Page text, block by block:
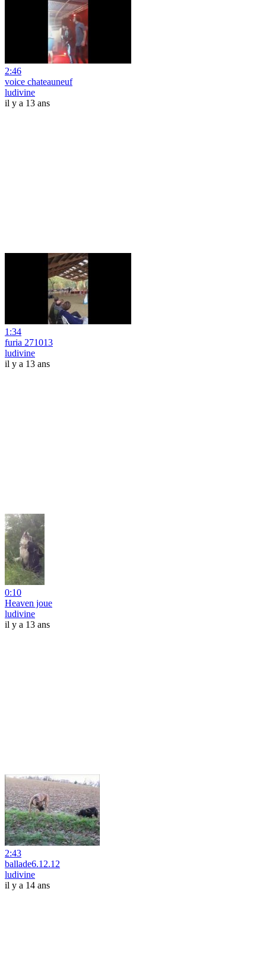
2:46
voice chateauneuf
ludivine
il y a 13 ans
1:34
furia 271013
ludivine
il y a 13 ans
0:10
Heaven joue
ludivine
il y a 13 ans
2:43
ballade6.12.12
ludivine
il y a 14 ans